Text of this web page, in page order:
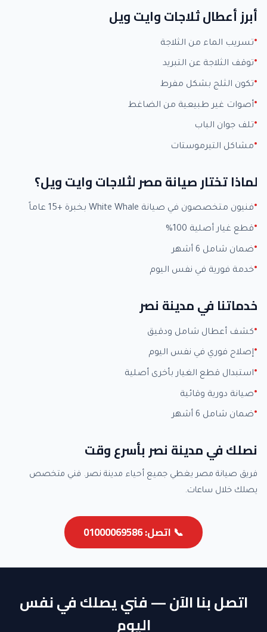
أبرز أعطال ثلاجات وايت ويل
تسريب الماء من الثلاجة
توقف الثلاجة عن التبريد
تكون الثلج بشكل مفرط
أصوات غير طبيعية من الضاغط
تلف جوان الباب
مشاكل التيرموستات
لماذا تختار صيانة مصر لثلاجات وايت ويل؟
فنيون متخصصون في صيانة White Whale بخبرة +15 عاماً
قطع غيار أصلية 100%
ضمان شامل 6 أشهر
خدمة فورية في نفس اليوم
خدماتنا في مدينة نصر
كشف أعطال شامل ودقيق
إصلاح فوري في نفس اليوم
استبدال قطع الغيار بأخرى أصلية
صيانة دورية وقائية
ضمان شامل 6 أشهر
نصلك في مدينة نصر بأسرع وقت
فريق صيانة مصر يغطي جميع أحياء مدينة نصر. فني متخصص
يصلك خلال ساعات.
📞 اتصل: 01000069586
اتصل بنا الآن — فني يصلك في نفس
اليوم